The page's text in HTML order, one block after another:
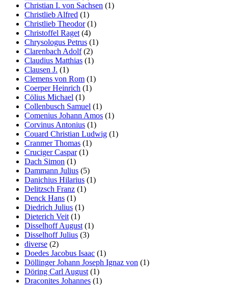
Christian I. von Sachsen (1)
Christlieb Alfred (1)
Christlieb Theodor(1)
Christoffel Raget (4)
Chrysologus Petrus (1)
Clarenbach Adolf(2)
Claudius Matthias (1)
Clausen J. (1)
Clemens von Rom (1)
Coerper Heinrich (1)
Cölius Michael (1)
Collenbusch Samuel (1)
Comenius Johann Amos (1)
Corvinus Antonius (1)
Couard Christian Ludwig (1)
Cranmer Thomas (1)
Cruciger Caspar(1)
Dach Simon (1)
Dammann Julius (5)
Danichius Hilarius (1)
Delitzsch Franz (1)
Denck Hans (1)
Diedrich Julius (1)
Dieterich Veit (1)
Disselhoff August (1)
Disselhoff Julius (3)
diverse (2)
Doedes Jacobus Isaac (1)
Döllinger Johann Joseph Ignaz von (1)
Döring Carl August (1)
Draconites Johannes (1)